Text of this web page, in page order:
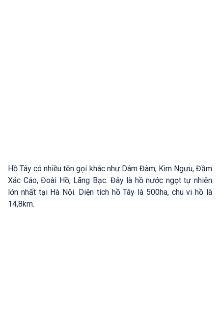
Hồ Tây có nhiều tên gọi khác như Dâm Đàm, Kim Ngưu, Đầm
Xác Cáo, Đoài Hồ, Lãng Bạc. Đây là hồ nước ngọt tự nhiên
lớn nhất tại Hà Nội. Diện tích hồ Tây là 500ha, chu vi hồ là
14,8km.